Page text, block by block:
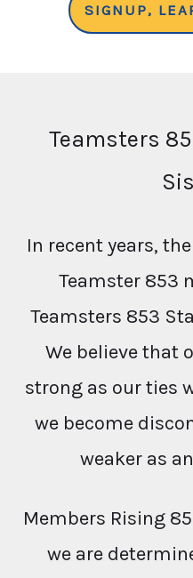
SIGNUP,
Teamsters
In recent years,
Teamster 853
Teamsters 853
We believe that
strong as our ties
we become
weaker as
Members Rising
we are